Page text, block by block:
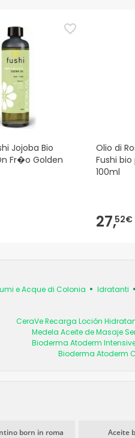
Jojoba Bio
Fr�o Golden
Olio di
Fushi bio
100ml
27,52€
e Acque di Colonia Idratanti
CeraVe Recarga Loción
Medela Aceite de Masaje
Bioderma Atoderm
Bioderma Atoderm
born in roma Aceite